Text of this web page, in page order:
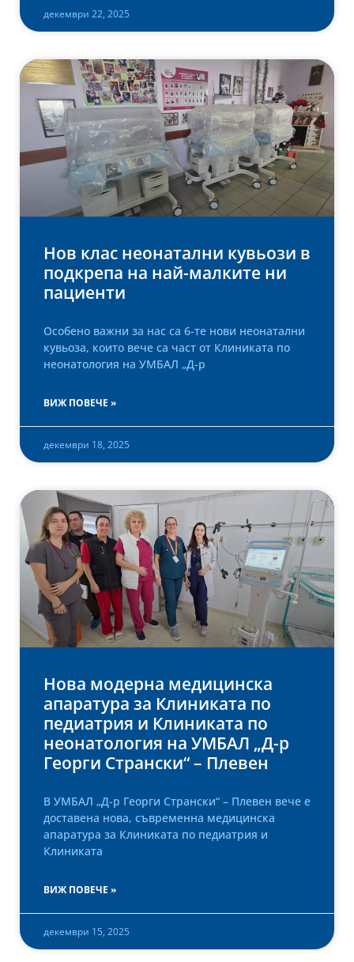
декември 22, 2025
Нов клас неонатални кувьози в
подкрепа на най-малките ни
пациенти
Особено важни за нас са 6-те нови неонатални
кувьоза, които вече са част от Клиниката по
неонатология на УМБАЛ „Д-р
ВИЖ ПОВЕЧЕ »
декември 18, 2025
Нова модерна медицинска
апаратура за Клиниката по
педиатрия и Клиниката по
неонатология на УМБАЛ „Д-р
Георги Странски“ – Плевен
В УМБАЛ „Д-р Георги Странски“ – Плевен вече е
доставена нова, съвременна медицинска
апаратура за Клиниката по педиатрия и
Клиниката
ВИЖ ПОВЕЧЕ »
декември 15, 2025